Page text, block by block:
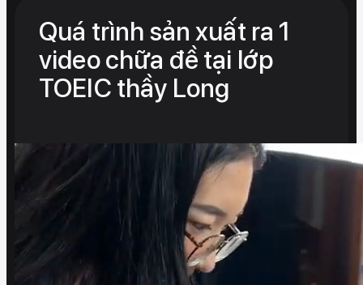
Quá trình sản xuất ra 1
video chữa đề tại lớp
TOEIC thầy Long​